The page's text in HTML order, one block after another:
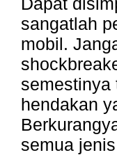
sangatlah
mobil.
semestinya
hendakan
semua